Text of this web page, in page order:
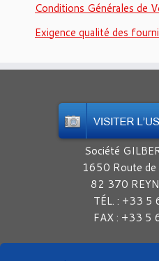
Conditions Générales de
Exigence qualité des
Société
1650 Route de
82 370
TÉL. : +33
FAX : +33 5